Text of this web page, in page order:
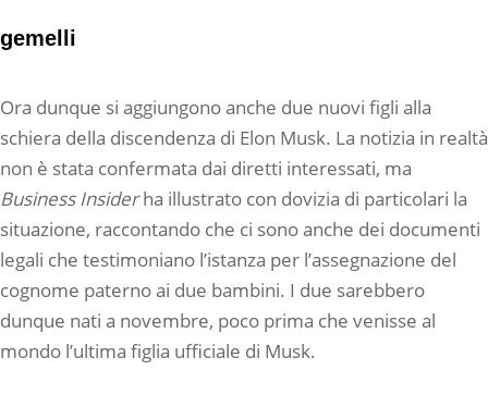
gemelli
Ora dunque si aggiungono anche due nuovi figli alla
schiera della discendenza di Elon Musk. La notizia in realtà
non è stata confermata dai diretti interessati, ma
Business Insiderha illustrato con dovizia di particolari la
situazione, raccontando che ci sono anche dei documenti
legali che testimoniano l’istanza per l’assegnazione del
cognome paterno ai due bambini. I due sarebbero
dunque nati a novembre, poco prima che venisse al
mondo l’ultima figlia ufficiale di Musk.